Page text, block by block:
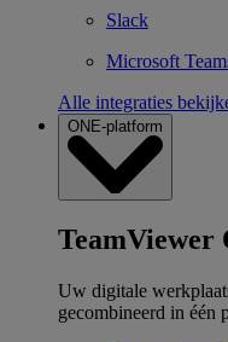
Slack
Microsoft
Alle integraties
ONE-platform
Uw digitale
gecombineerd in één